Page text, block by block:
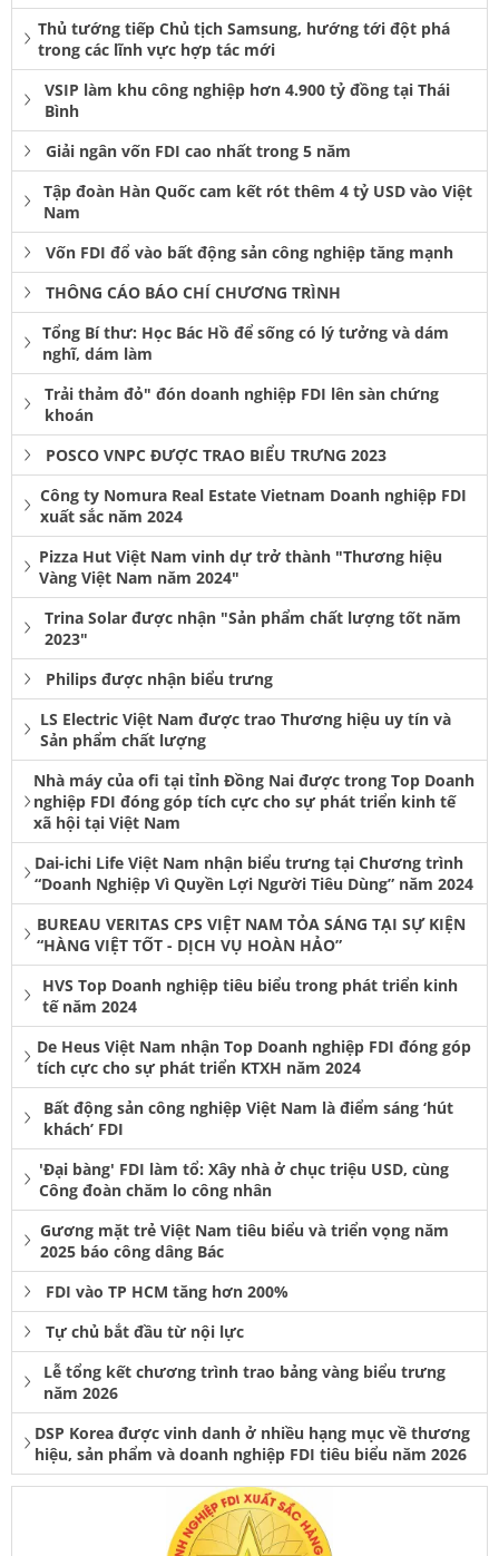
Thủ tướng tiếp Chủ tịch Samsung, hướng tới đột phá
trong các lĩnh vực hợp tác mới
VSIP làm khu công nghiệp hơn 4.900 tỷ đồng tại Thái
Bình
Giải ngân vốn FDI cao nhất trong 5 năm
Tập đoàn Hàn Quốc cam kết rót thêm 4 tỷ USD vào Việt
Nam
Vốn FDI đổ vào bất động sản công nghiệp tăng mạnh
THÔNG CÁO BÁO CHÍ CHƯƠNG TRÌNH
Tổng Bí thư: Học Bác Hồ để sống có lý tưởng và dám
nghĩ, dám làm
Trải thảm đỏ" đón doanh nghiệp FDI lên sàn chứng
khoán
POSCO VNPC ĐƯỢC TRAO BIỂU TRƯNG 2023
Công ty Nomura Real Estate Vietnam Doanh nghiệp FDI
xuất sắc năm 2024
Pizza Hut Việt Nam vinh dự trở thành "Thương hiệu
Vàng Việt Nam năm 2024"
Trina Solar được nhận "Sản phẩm chất lượng tốt năm
2023"
Philips được nhận biểu trưng
LS Electric Việt Nam được trao Thương hiệu uy tín và
Sản phẩm chất lượng
Nhà máy của ofi tại tỉnh Đồng Nai được trong Top Doanh
nghiệp FDI đóng góp tích cực cho sự phát triển kinh tế
xã hội tại Việt Nam
Dai-ichi Life Việt Nam nhận biểu trưng tại Chương trình
“Doanh Nghiệp Vì Quyền Lợi Người Tiêu Dùng” năm 2024
BUREAU VERITAS CPS VIỆT NAM TỎA SÁNG TẠI SỰ KIỆN
“HÀNG VIỆT TỐT - DỊCH VỤ HOÀN HẢO”
HVS Top Doanh nghiệp tiêu biểu trong phát triển kinh
tế năm 2024
De Heus Việt Nam nhận Top Doanh nghiệp FDI đóng góp
tích cực cho sự phát triển KTXH năm 2024
Bất động sản công nghiệp Việt Nam là điểm sáng ‘hút
khách’ FDI
'Đại bàng' FDI làm tổ: Xây nhà ở chục triệu USD, cùng
Công đoàn chăm lo công nhân
Gương mặt trẻ Việt Nam tiêu biểu và triển vọng năm
2025 báo công dâng Bác
FDI vào TP HCM tăng hơn 200%
Tự chủ bắt đầu từ nội lực
Lễ tổng kết chương trình trao bảng vàng biểu trưng
năm 2026
DSP Korea được vinh danh ở nhiều hạng mục về thương
hiệu, sản phẩm và doanh nghiệp FDI tiêu biểu năm 2026